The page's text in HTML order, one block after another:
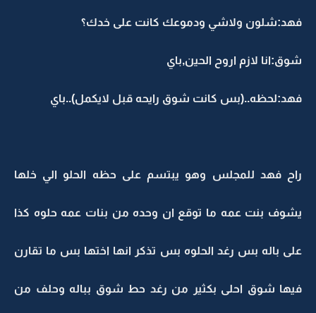
فهد:شلون ولاشي ودموعك كانت على خدك؟
شوق:انا لازم اروح الحين,باي
فهد:لحظه..(بس كانت شوق رايحه قبل لايكمل)..باي
راح فهد للمجلس وهو يبتسم على حظه الحلو الي خلها
يشوف بنت عمه ما توقع ان وحده من بنات عمه حلوه كذا
على باله بس رغد الحلوه بس تذكر انها اختها بس ما تقارن
فيها شوق احلى بكثير من رغد حط شوق بباله وحلف من